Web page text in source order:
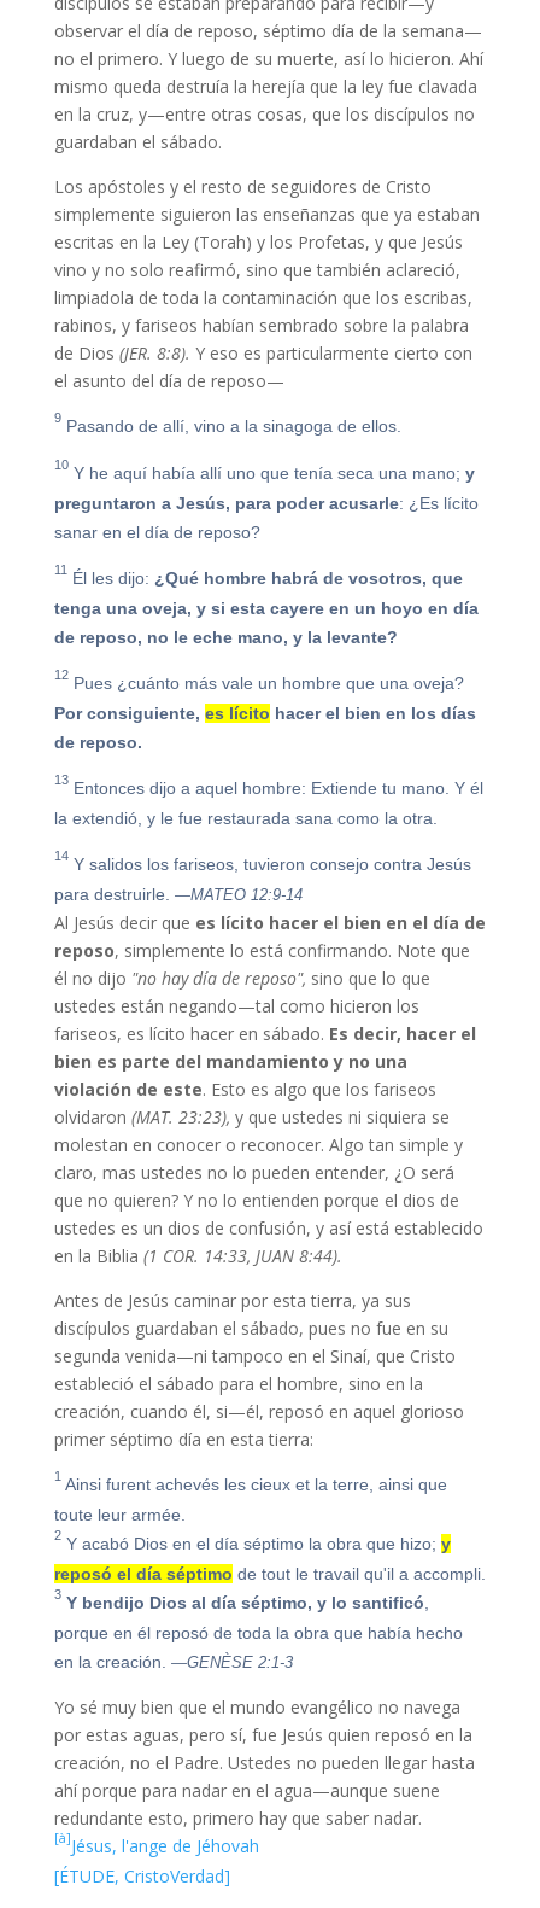
observar el día de reposo, séptimo día de la semana—
no el primero. Y luego de su muerte, así lo hicieron. Ahí
mismo queda destruía la herejía que la ley fue clavada
en la cruz, y—entre otras cosas, que los discípulos no
guardaban el sábado.
Los apóstoles y el resto de seguidores de Cristo
simplemente siguieron las enseñanzas que ya estaban
escritas en la Ley (Torah) y los Profetas, y que Jesús
vino y no solo reafirmó, sino que también aclareció,
limpiadola de toda la contaminación que los escribas,
rabinos, y fariseos habían sembrado sobre la palabra
de Dios (JER. 8:8). Y eso es particularmente cierto con
el asunto del día de reposo—
9Pasando de allí, vino a la sinagoga de ellos.
10Y he aquí había allí uno que tenía seca una mano; y
preguntaron a Jesús, para poder acusarle: ¿Es lícito
sanar en el día de reposo?
11Él les dijo: ¿Qué hombre habrá de vosotros, que
tenga una oveja, y si esta cayere en un hoyo en día
de reposo, no le eche mano, y la levante?
12Pues ¿cuánto más vale un hombre que una oveja?
Por consiguiente, es lícito hacer el bien en los días
de reposo.
13Entonces dijo a aquel hombre: Extiende tu mano. Y él
la extendió, y le fue restaurada sana como la otra.
14Y salidos los fariseos, tuvieron consejo contra Jesús
para destruirle. —MATEO 12:9-14
Al Jesús decir que es lícito hacer el bien en el día de
reposo, simplemente lo está confirmando. Note que
él no dijo "no hay día de reposo", sino que lo que
ustedes están negando—tal como hicieron los
fariseos, es lícito hacer en sábado. Es decir, hacer el
bien es parte del mandamiento y no una
violación de este. Esto es algo que los fariseos
olvidaron (MAT. 23:23), y que ustedes ni siquiera se
molestan en conocer o reconocer. Algo tan simple y
claro, mas ustedes no lo pueden entender, ¿O será
que no quieren? Y no lo entienden porque el dios de
ustedes es un dios de confusión, y así está establecido
en la Biblia (1 COR. 14:33, JUAN 8:44).
Antes de Jesús caminar por esta tierra, ya sus
discípulos guardaban el sábado, pues no fue en su
segunda venida—ni tampoco en el Sinaí, que Cristo
estableció el sábado para el hombre, sino en la
creación, cuando él, si—él, reposó en aquel glorioso
primer séptimo día en esta tierra:
1Ainsi furent achevés les cieux et la terre, ainsi que
toute leur armée.
2Y acabó Dios en el día séptimo la obra que hizo; y
reposó el día séptimo de tout le travail qu'il a accompli.
3 Y bendijo Dios al día séptimo, y lo santificó
porque en él reposó de toda la obra que había hecho
en la creación. —GENÈSE 2:1-3
Yo sé muy bien que el mundo evangélico no navega
por estas aguas, pero sí, fue Jesús quien reposó en la
creación, no el Padre. Ustedes no pueden llegar hasta
ahí porque para nadar en el agua—aunque suene
redundante esto, primero hay que saber nadar.
[à]Jésus, l'ange de Jéhovah
[ÉTUDE, CristoVerdad]